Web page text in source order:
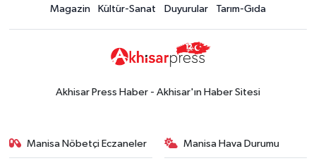
Magazin
Kültür-Sanat Duyurular Tarım-Gıda
Akhisar Press Haber - Akhisar'ın Haber Sitesi
Manisa Nöbetçi Eczaneler Manisa Hava Durumu